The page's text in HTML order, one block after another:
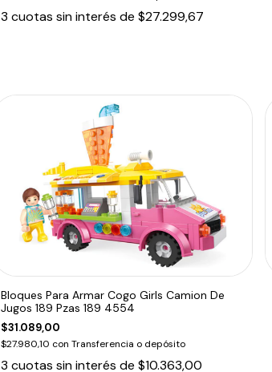
3 cuotas sin interés de $27.299,67
Bloques Para Armar Cogo Girls Camion De
Jugos 189 Pzas 189 4554
$31.089,00
$27.980,10 con Transferencia o depósito
3 cuotas sin interés de $10.363,00